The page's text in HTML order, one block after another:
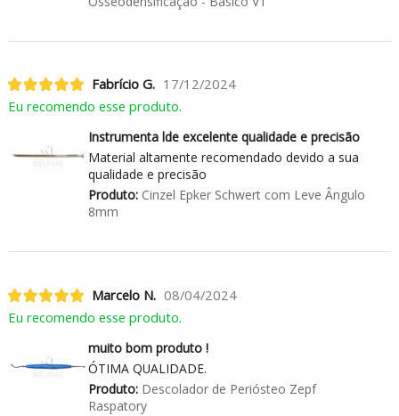
Fabrício G. 17/12/2024
Eu recomendo esse produto.
Instrumenta lde excelente qualidade e precisão
Material altamente recomendado devido a sua
qualidade e precisão
Produto:Cinzel Epker Schwert com Leve Ângulo
8mm
Marcelo N. 08/04/2024
Eu recomendo esse produto.
muito bom produto !
ÓTIMA QUALIDADE.
Produto:Descolador de Periósteo Zepf
Raspatory